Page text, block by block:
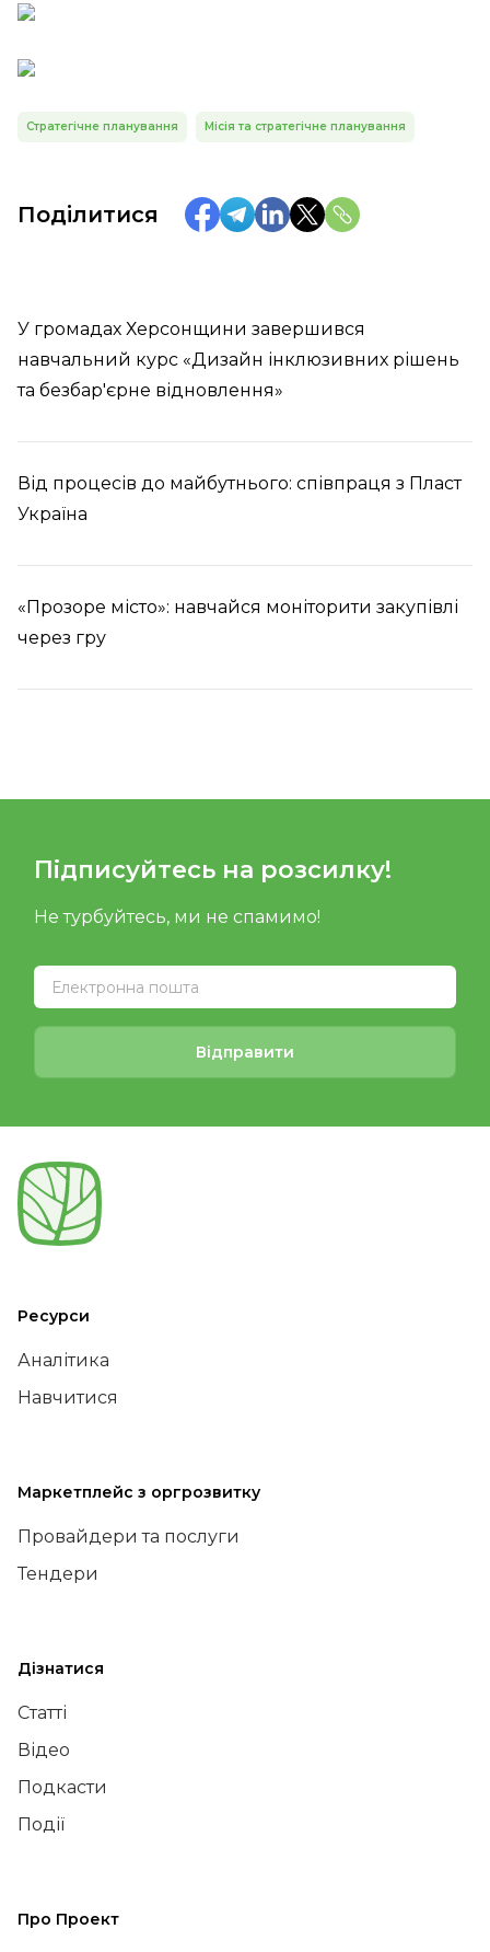
Стратегічне планування Місія та стратегічне планування
Поділитися
У громадах Херсонщини завершився
навчальний курс «Дизайн інклюзивних рішень
та безбар'єрне відновлення»
Від процесів до майбутнього: співпраця з Пласт
Україна
«Прозоре місто»: навчайся моніторити закупівлі
через гру
Підписуйтесь на розсилку!
Не турбуйтесь, ми не спамимо!
Відправити
Ресурси
Аналітика
Навчитися
Маркетплейс з оргрозвитку
Провайдери та послуги
Тендери
Дізнатися
Статті
Відео
Подкасти
Події
Про Проект